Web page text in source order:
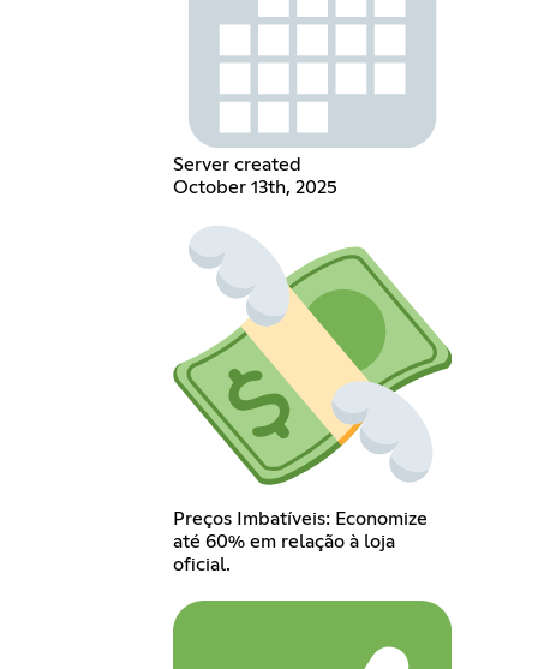
Server created
October 13th, 2025
Preços Imbatíveis: Economize
até 60% em relação à loja
oficial.